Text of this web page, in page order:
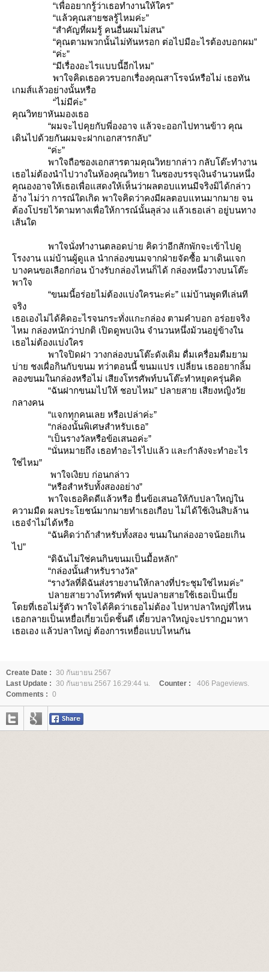
“เพื่ออยากรู้ว่าเธอทำงานให้ใคร”
“แล้วคุณสายชลรู้ไหมค่ะ”
“สำคัญที่ผมรู้ คนอื่นผมไม่สน”
“คุณตามพวกนั้นไม่ทันหรอก ต่อไปมีอะไรต้องบอกผม”
“ค่ะ”
“มีเรื่องอะไรแบบนี้อีกไหม”
พาใจคิดเธอควรบอกเรื่องคุณสาโรจน์หรือไม่ เธอทัน
เกมส์แล้วอย่างนั้นหรือ
“ไม่มีค่ะ”
คุณวิทยาหันมองเธอ
“ผมจะไปคุยกับพี่องอาจ แล้วจะออกไปทานข้าว คุณ
เดินไปด้วยกันผมจะฝากเอกสารกลับ”
“ค่ะ”
พาใจถือซองเอกสารตามคุณวิทยากล่าว กลับโต๊ะทำงาน
เธอไม่ต้องนำไปวางในห้องคุณวิทยา ในซองบรรจุเงินจำนวนหนึ่ง
คุณองอาจให้เธอเพื่อแสดงให้เห็นว่าผลตอบแทนมีจริงมิได้กล่าว
อ้าง ไม่ว่า การณ์ใดเกิด พาใจคิดว่าคงมีผลตอบแทนมากมาย จน
ต้องโปรยไว้ตามทางเพื่อให้การณ์นั้นลุล่วง แล้วเธอเล่า อยู่บนทาง
เส้นใด
พาใจนั่งทำงานตลอดบ่าย คิดว่าอีกสักพักจะเข้าไปดู
รงงาน แม่บ้านผู้ดูแล นำกล่องขนมจากฝ่ายจัดซื้อ มาเดินแจก
บางคนขอเลือกก่อน บ้างรับกล่องไหนก็ได้ กล่องหนึ่งวางบนโต๊ะ
พาใจ
“ขนมนี้อร่อยไม่ต้องแบ่งใครนะค่ะ” แม่บ้านพูดทีเล่นที
จริง
เธอเองไม่ได้คิดอะไรจนกระทั่งแกะกล่อง ตามคำบอก อร่อยจริง
ไหม กล่องหนักว่าปกติ เปิดดูพบเงิน จำนวนหนึ่งม้วนอยู่ข้างใน
เธอไม่ต้องแบ่งใคร
พาใจปิดฝา วางกล่องบนโต๊ะดังเดิม ดื่มเครื่อมดืมยาม
บ่าย ชงเผื่อกินกับขนม ทว่าตอนนี้ ขนมแปร เปลี่ยน เธออยากลิ้ม
ลองขนมในกล่องหรือไม่ เสียงโทรศัพท์บนโต๊ะทำหยุดครุ่นคิด
“ฉันฝากขนมไปให้ ชอบไหม” ปลายสาย เสียงหญิงวั
กลางคน
“แจกทุกคนเลย หรือเปล่าค่ะ”
“กล่องนั้นพิเศษสำหรับเธอ”
“เป็นรางวัลหรือข้อเสนอค่ะ”
“นั่นหมายถึง เธอทำอะไรไปแล้ว และกำลังจะทำอะไร
ช่ไหม”
พาใจเงิยบ ก่อนกล่าว
“หรือสำหรับทั้งสองอย่าง”
พาใจเธอคิดดีแล้วหรือ ยื่นข้อเสนอให้กับปลาใหญ่ใน
ความมืด ผลประโยชน์มากมายทำเธอเกือบ ไม่ได้ใช้เงินสิบล้าน
เธอจำไม่ได้หรือ
“ฉันคิดว่าถ้าสำหรับทั้งสอง ขนมในกล่องอาจน้อยเกิน
ไป”
“ดิฉันไม่ใช่คนกินขนมเป็นมื้อหลัก”
“กล่องนั้นสำหรับรางวัล”
“รางวัลที่ดิฉันส่งรายงานให้กลางที่ประชุมใช่ไหมค่ะ”
ปลายสายวางโทรศัพท์ ขุนปลายสายใช้เธอเป็นเบี้
ดยที่เธอไม่รู้ตัว พาใจได้คิดว่าเธอไม่ต้อง ไปหาปลาใหญ่ที่ไหน
เธอกลายเป็นเหยื่อเกี่ยวเบ็ดชั้นดี เดี๋ยวปลาใหญ่จะปรากฏมาหา
เธอเอง แล้วปลาใหญ่ ต้องการเหยื่อแบบไหนกัน
Create Date : 30 กันยายน 2567
Last Update : 30 กันยายน 2567 16:29:44 น. Counter :
406 Pageviews.
Comments : 0